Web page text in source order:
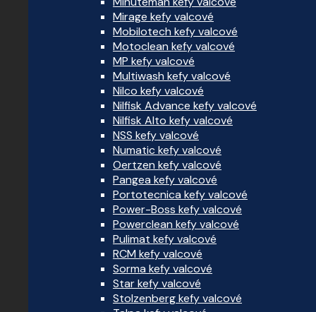
Mirage kefy valcové
Mobilotech kefy valcové
Motoclean kefy valcové
MP kefy valcové
Multiwash kefy valcové
Nilco kefy valcové
Nilfisk Advance kefy valcové
Nilfisk Alto kefy valcové
NSS kefy valcové
Numatic kefy valcové
Oertzen kefy valcové
Pangea kefy valcové
Portotecnica kefy valcové
Power-Boss kefy valcové
Powerclean kefy valcové
Pulimat kefy valcové
RCM kefy valcové
Sorma kefy valcové
Star kefy valcové
Stolzenberg kefy valcové